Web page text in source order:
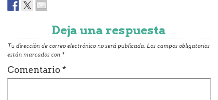
Deja una respuesta
Tu dirección de correo electrónico no será publicada. Los campos obligatorios
están marcados con *
Comentario *